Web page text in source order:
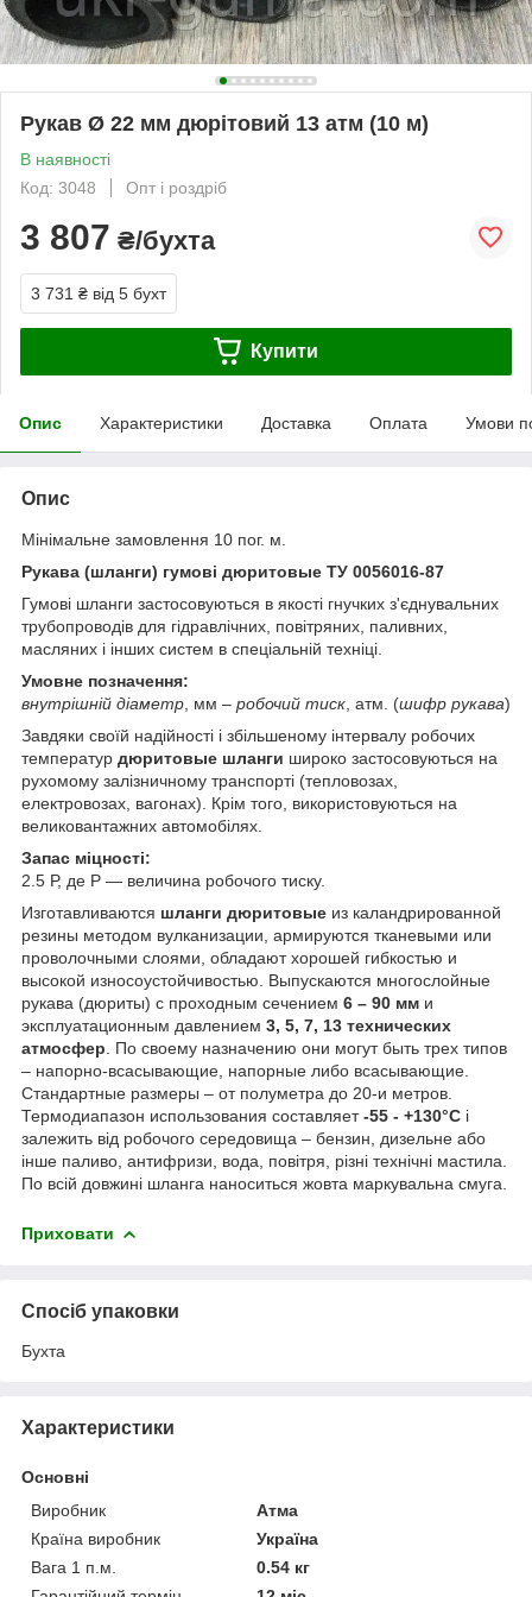
Рукав Ø 22 мм дюрітовий 13 атм (10 м)
В наявності
Код: 3048
Опт і роздріб
3 807 ₴/бухта
3 731 ₴ від 5 бухт
Купити
Опис Характеристики Доставка Оплата Умови
Опис
Мінімальне замовлення 10 пог. м.
Рукава (шланги) гумові дюритовые ТУ 0056016-87
Гумові шланги застосовуються в якості гнучких з'єднувальних
трубопроводів для гідравлічних, повітряних, паливних,
масляних і інших систем в спеціальній техніці.
Умовне позначення:
внутрішній діаметр , мм – робочий тиск , атм. (шифр рукава)
Завдяки своїй надійності і збільшеному інтервалу робочих
температур дюритовые шланги широко застосовуються на
рухомому залізничному транспорті (тепловозах,
електровозах, вагонах). Крім того, використовуються на
великовантажних автомобілях.
Запас міцності:
2.5 Р, де Р — величина робочого тиску.
Изготавливаются шланги дюритовые из каландрированной
резины методом вулканизации, армируются тканевыми или
проволочными слоями, обладают хорошей гибкостью и
высокой износоустойчивостью. Выпускаются многослойные
рукава (дюриты) с проходным сечением 6 – 90 мм и
эксплуатационным давлением 3, 5, 7, 13 технических
атмосфер . По своему назначению они могут быть трех типов
– напорно-всасывающие, напорные либо всасывающие.
Стандартные размеры – от полуметра до 20-и метров.
Термодиапазон использования составляет-55 - +130°C і
залежить від робочого середовища – бензин, дизельне або
інше паливо, антифризи, вода, повітря, різні технічні мастила.
По всій довжині шланга наноситься жовта маркувальна смуга.
Приховати
Спосіб упаковки
Бухта
Характеристики
Основні
Виробник
Атма
Країна виробник
Україна
Вага 1 п.м.
0.54 кг